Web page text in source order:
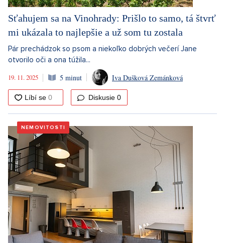
Sťahujem sa na Vinohrady: Prišlo to samo, tá štvrť
mi ukázala to najlepšie a už som tu zostala
Pár prechádzok so psom a niekoľko dobrých večerí Jane
otvorilo oči a ona túžila...
19. 11. 2025
5 minut Iva Dušková Zemánková
Diskusie 0
NEMOVITOSTI